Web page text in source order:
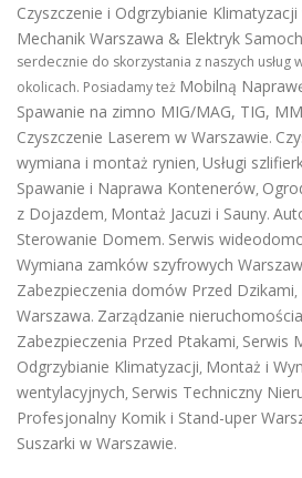
Czyszczenie i Odgrzybianie
Mechanik Warszawa & Elektryk
serdecznie do skorzystania z naszych usług
okolicach. Posiadamy też Mobilną
Spawanie na zimno MIG/MAG, TIG,
Czyszczenie Laserem w Warszawie.
wymiana i montaż rynien, Usługi
Spawanie i Naprawa Kontenerów,
z Dojazdem, Montaż Jacuzi i Sauny.
Sterowanie Domem. Serwis
Wymiana zamków szyfrowych
Zabezpieczenia domów Przed Dzikami,
Warszawa. Zarządzanie
Zabezpieczenia Przed Ptakami, Serwis
Odgrzybianie Klimatyzacji, Montaż i
wentylacyjnych, Serwis Techniczny
Profesjonalny Komik i Stand-uper
Suszarki w Warszawie.